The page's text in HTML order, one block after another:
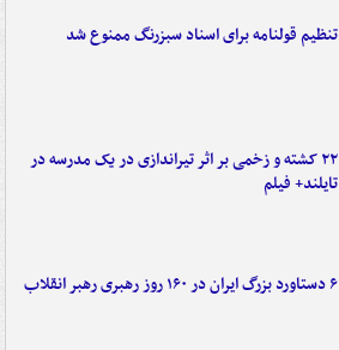
تنظیم قولنامه برای اسناد سبزرنگ ممنوع شد
۲۲ کشته و زخمی بر اثر تیراندازی در یک مدرسه در
تایلند+ فیلم
۶ دستاورد بزرگ ایران در ۱۶۰ روز رهبری رهبر انقلاب